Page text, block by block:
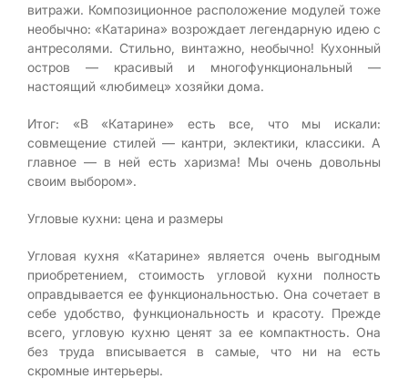
витражи. Композиционное расположение модулей тоже
необычно: «Катарина» возрождает легендарную идею с
антресолями. Стильно, винтажно, необычно! Кухонный
остров — красивый и многофункциональный —
настоящий «любимец» хозяйки дома.
Итог: «В «Катарине» есть все, что мы искали:
совмещение стилей — кантри, эклектики, классики. А
главное — в ней есть харизма! Мы очень довольны
своим выбором».
Угловые кухни: цена и размеры
Угловая кухня «Катарине» является очень выгодным
приобретением, стоимость угловой кухни полность
оправдывается ее функциональностью. Она сочетает в
себе удобство, функциональность и красоту. Прежде
всего, угловую кухню ценят за ее компактность. Она
без труда вписывается в самые, что ни на есть
скромные интерьеры.